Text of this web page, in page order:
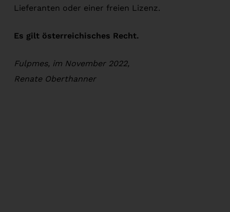
Lieferanten oder einer freien Lizenz.
Es gilt österreichisches Recht.
Fulpmes, im November 2022,
Renate Oberthanner